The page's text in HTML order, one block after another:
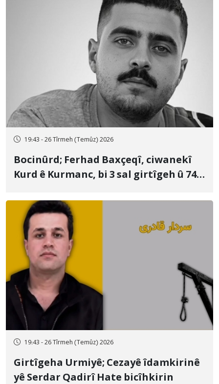
19:43 - 26 Tîrmeh (Temûz) 2026
Bocinûrd; Ferhad Baxçeqî, ciwanekî
Kurd ê Kurmanc, bi 3 sal girtîgeh û 74
19:43 - 26 Tîrmeh (Temûz) 2026
Girtîgeha Urmiyê; Cezayê îdamkirinê
yê Serdar Qadirî Hate bicîhkirin